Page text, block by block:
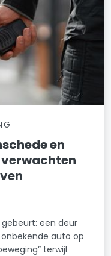
en
een deur
auto op
terwijl